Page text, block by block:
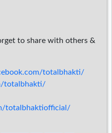
to share with others &
totalbhakti/
totalbhakti/
totalbhaktiofficial/